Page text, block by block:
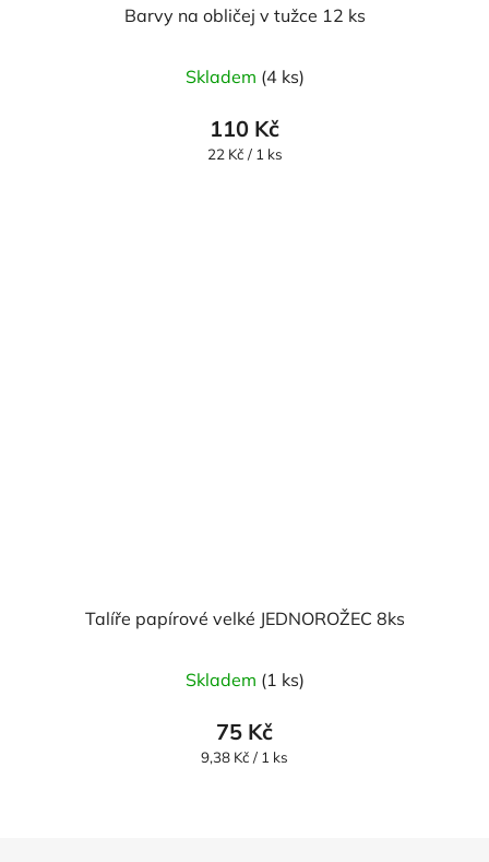
Barvy na obličej v tužce 12 ks
Skladem (4 ks)
110 Kč
Měrná
22 Kč / 1 ks
Talíře papírové velké JEDNOROŽEC 8ks
Skladem (1 ks)
75 Kč
Měrná
9,38 Kč / 1 ks